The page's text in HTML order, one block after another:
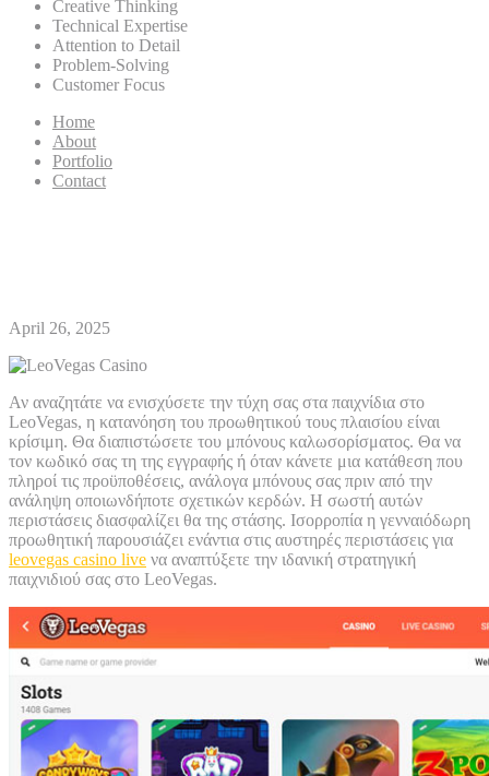
Creative Thinking
Technical Expertise
Attention to Detail
Problem-Solving
Customer Focus
Home
About
Portfolio
Contact
April 26, 2025
Αν αναζητάτε να ενισχύσετε την τύχη σας στα παιχνίδια στο
LeoVegas, η κατανόηση του προωθητικού τους πλαισίου είναι
κρίσιμη. Θα διαπιστώσετε του μπόνους καλωσορίσματος. Θα να
τον κωδικό σας τη της εγγραφής ή όταν κάνετε μια κατάθεση που
πληροί τις προϋποθέσεις, ανάλογα μπόνους σας πριν από την
ανάληψη οποιωνδήποτε σχετικών κερδών. Η σωστή αυτών
περιστάσεις διασφαλίζει θα της στάσης. Ισορροπία η γενναιόδωρη
προωθητική παρουσιάζει ενάντια στις αυστηρές περιστάσεις για
leovegas casino live να αναπτύξετε την ιδανική στρατηγική
παιχνιδιού σας στο LeoVegas.